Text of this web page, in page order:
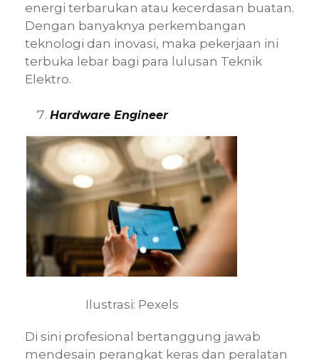
energi terbarukan atau kecerdasan buatan.
Dengan banyaknya perkembangan
teknologi dan inovasi, maka pekerjaan ini
terbuka lebar bagi para lulusan Teknik
Elektro.
Hardware Engineer
Ilustrasi: Pexels
Di sini profesional bertanggung jawab
mendesain perangkat keras dan peralatan